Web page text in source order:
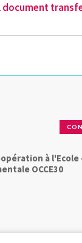
document
à l'Ecole
OCCE30